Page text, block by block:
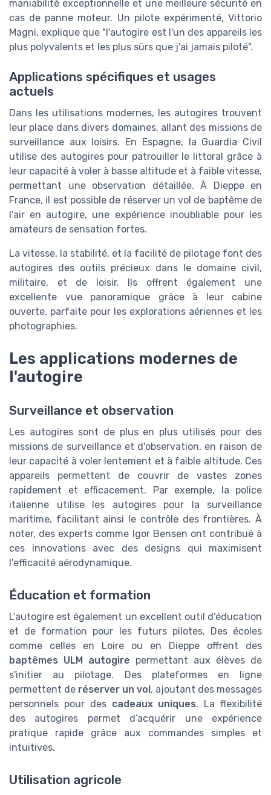
maniabilité exceptionnelle et une meilleure sécurité en
cas de panne moteur. Un pilote expérimenté, Vittorio
Magni, explique que "l'autogire est l'un des appareils les
plus polyvalents et les plus sûrs que j'ai jamais piloté".
Applications spécifiques et usages
actuels
Dans les utilisations modernes, les autogires trouvent
leur place dans divers domaines, allant des missions de
surveillance aux loisirs. En Espagne, la Guardia Civil
utilise des autogires pour patrouiller le littoral grâce à
leur capacité à voler à basse altitude et à faible vitesse,
permettant une observation détaillée. À Dieppe en
France, il est possible de réserver un vol de baptême de
l'air en autogire, une expérience inoubliable pour les
amateurs de sensation fortes.
La vitesse, la stabilité, et la facilité de pilotage font des
autogires des outils précieux dans le domaine civil,
militaire, et de loisir. Ils offrent également une
excellente vue panoramique grâce à leur cabine
ouverte, parfaite pour les explorations aériennes et les
photographies.
Les applications modernes de
l'autogire
Surveillance et observation
Les autogires sont de plus en plus utilisés pour des
missions de surveillance et d'observation, en raison de
leur capacité à voler lentement et à faible altitude. Ces
appareils permettent de couvrir de vastes zones
rapidement et efficacement. Par exemple, la police
italienne utilise les autogires pour la surveillance
maritime, facilitant ainsi le contrôle des frontières. À
noter, des experts comme Igor Bensen ont contribué à
ces innovations avec des designs qui maximisent
l'efficacité aérodynamique.
Éducation et formation
L’autogire est également un excellent outil d'éducation
et de formation pour les futurs pilotes. Des écoles
comme celles en Loire ou en Dieppe offrent des
baptêmes ULM autogire permettant aux élèves de
s'initier au pilotage. Des plateformes en ligne
permettent de réserver un vol, ajoutant des messages
personnels pour des cadeaux uniques. La flexibilité
des autogires permet d’acquérir une expérience
pratique rapide grâce aux commandes simples et
intuitives.
Utilisation agricole